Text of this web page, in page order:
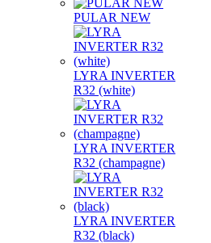
PULAR NEW
LYRA INVERTER
R32 (white)
LYRA INVERTER
R32 (champagne)
LYRA INVERTER
R32 (black)